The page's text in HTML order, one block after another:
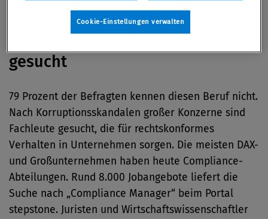
gesucht
79 Prozent der Befragten kennen diesen Beruf nicht.
Nach Korruptionsskandalen großer Konzerne sind
Fachleute gesucht, die für rechtskonformes
Verhalten in Unternehmen sorgen. Die meisten DAX-
und Großunternehmen haben heute Compliance-
Abteilungen. Rund 8.000 Jobangebote liefert die
Suche nach „Compliance Manager“ beim Portal
stepstone. Juristen und Wirtschaftswissenschaftler
Cookie-Einstellungen verwalten